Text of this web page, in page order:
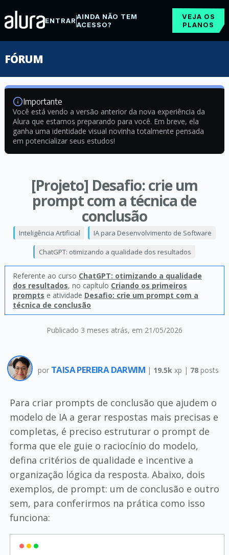
ENTRARAINDA NÃO TEM
ACESSO?
VEJA OS
PLANOS
FÓRUM
Importante
Você está vendo a versão anterior da nova experiência da
Alura que estamos preparando para você. Em breve, ela
ganha uma identidade visual novinha totalmente pensada
em potencializar seus estudos!
[Projeto] Desafio: crie um
prompt com a técnica de
conclusão
Publicado 3 meses atrás, em 21/05/2026
Inteligência Artificial IA para Desenvolvimento de Software
ChatGPT: otimizando a qualidade dos resultados
Referente ao curso ChatGPT: otimizando a qualidade
dos resultados, no capítulo Criando os primeiros
prompts e atividade Desafio: crie um prompt com a
técnica de conclusão
por TAISA PEREIRA DARWIM | 19.5k xp | 78 posts
Para criar prompts de conclusão que ajudem o
modelo de IA a gerar respostas mais precisas e
completas, é preciso estruturar o prompt de
forma que ele guie o raciocínio do modelo,
defina critérios de qualidade e incentive a
organização lógica da resposta. Abaixo, dois
exemplos, de prompt: um de conclusão e outro
sem, para conferirmos na prática como isso
funciona: